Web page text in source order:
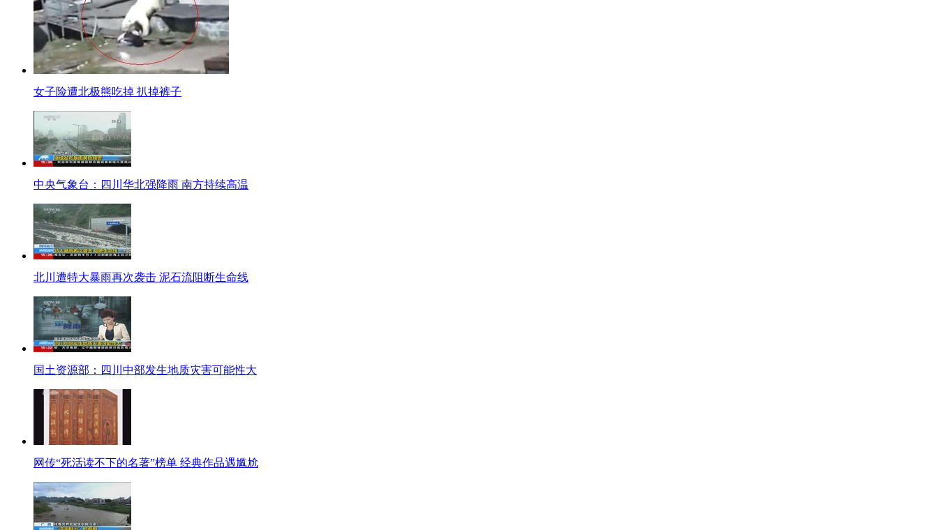
目前因为四川是从昨天下雨就发出了暴雨的橙色预警
所以在人员密集区和各省的受困人员进行疏散
所以所有地方都实行了监控
【口播】据杨超介绍，今天上午11时50分左右，四川江油市绵江公路通口河老青莲大桥发生垮塌，有多辆汽车和行人掉入河中，目前救援工作正紧张展开，伤亡情况暂时不明。中新社记者正在赶往事发现场，有关事件进展，我们将持续为您关
标题：6月CPI创四个月新高 专家：正是调整好时机
【口播】6月份CPI数据今天发布了，全国居民消费价格总水平同比上涨2.7%，创4个月以来新高。
【解说】国家统计局今天发布的6月份CPI数据显示：2013年6月份，全国居民消费价格总水平同比上涨2.7%。其中，城市上涨2.6%，农村上涨2.8%；食品价格上涨4.9%，非食品价格上涨1.6%；消费品价格上涨2.6%，服务价格上涨2.7%。上半
年，全国居民消费价格总水平比去年同期上涨2.4%。
对此，国家统计局城市司高级统计师余秋梅表示，今年6月份的居民消费价格总水平与5月份持平，但受对比基数降低0.6个百分点的影响，6月CPI同比涨幅比5月份相应扩大。国家发展和改革委员会宏观经济研究院研究员刘福垣认为，CPI同比
上涨2.7%当中，是以农产品为主导的，而受天气影响较大的农产品在CPI中占很大比重，农产品价格成了CPI主要推动力。
【口播】物价是涨是跌，老百姓感受最真切。与CPI 2.7%的同比上涨数据相反，中国内地的消费者信心指数却有所下滑。这个数据来自“两岸四地消费者信心指数”。这个指数由首都经济贸易大学、中央财经大学、台湾辅仁大学、香港城市大学
及澳门科技大学等单位联合发布，覆盖了经济发展、就业、物价、生活、购房及投资六大方面，是反映消费者总体信心程度及变动的指标。
【解说】2013年第二季度两岸四地消费者信心指数显示，中国大陆87.9，香港80.6，澳门87.6，台湾76，其中港、澳、台总指数较上一季度均波动不大，大陆消费者信心总指数下降最大，和一季度91.7的总指数相比较，降幅接近4。
中央财经大学统计学院院长刘扬在分析大陆消费者信心下降的原因时表示，新一届政府的重点是调整经济结构，让那些产能过剩的，劣等的企业淘汰出局，扶持一些有发展前景的、对民生有利的企业，在政府的决心下，现在正是调整的好时
机，所以目前暂时的经济下行是一种阵痛和必然，有利于中长期的发展。
【同期】中央财经大学统计学院院长 刘扬
三 时事每日鲜
广西贺江受污染水库将泄洪
【配音】7月5日，贺江合面狮段水面出现较多的死鱼现象，还检测出水质镉超标1.9倍，铊超标2.14倍。8日，贺州警方锁定汇威选矿厂为此次事件的重要污染源。目前，生产业主龚某被刑拘，相关人员已被控制。
【同期声】(广西贺州市副市长 公安局局长 李伟章)经初步查明，汇威选矿厂现生产业主龚某，其承包的汇威选矿厂经改建后，违法安装了金属铟的生产线。生产工作中所产生的废水含有镉和铊。
【配音】事件发生后，当地有关部门立关闭了受污染最严重的合面狮水库，封堵污染源，防止下泄。而随着连日来江河汇入，该水库的污染物浓度被稀释的同时水位也在不断上涨，为保障安全，水库预计将于9日晚向下游广东地区泄洪。
女子险遭北极熊吃掉 扒掉裤子
中央气象台：四川华北强降雨 南方持续高温
北川遭特大暴雨再次袭击 泥石流阻断生命线
国土资源部：四川中部发生地质灾害可能性大
网传“死活读不下的名著”榜单 经典作品遇尴尬